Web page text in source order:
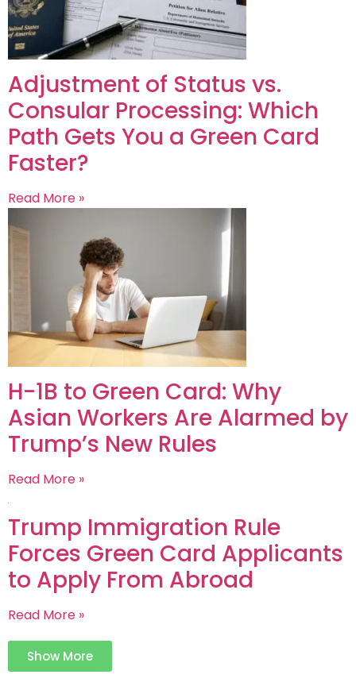
Adjustment of Status vs.
Consular Processing: Which
Path Gets You a Green Card
Faster?
Read More »
H-1B to Green Card: Why
Asian Workers Are Alarmed by
Trump’s New Rules
Read More »
Trump Immigration Rule
Forces Green Card Applicants
to Apply From Abroad
Read More »
Show More